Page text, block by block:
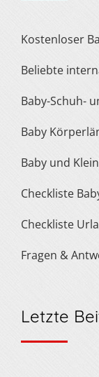
Kostenloser
Beliebte
Baby-Schuh-
Baby
Baby und
Checkliste
Checkliste
Fragen &
Letzte